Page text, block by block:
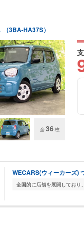
（3BA-HA37S）
全 36枚
WECARS(ウィーカーズ)